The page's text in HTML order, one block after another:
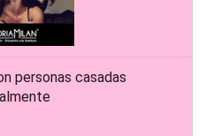
personas casadas